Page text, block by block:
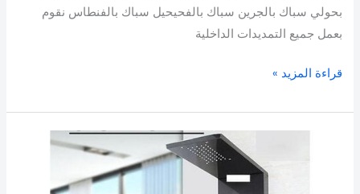
بحولي سباك بالجرين سباك بالفحيحيل سباك بالفنطاس نقوم
بعمل جميع التمديدات الداخلية
قراءة المزيد »